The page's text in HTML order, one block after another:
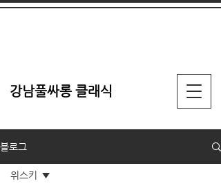
강남풀싸롱 클래식
블로그
위스키